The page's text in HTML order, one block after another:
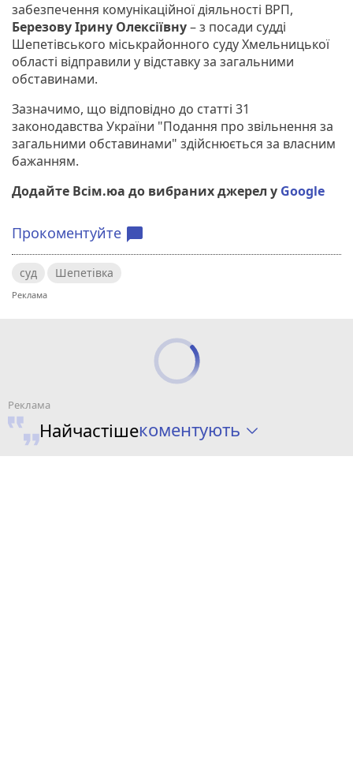
забезпечення комунікаційної діяльності ВРП,
Березову Ірину Олексіївну– з посади судді
Шепетівського міськрайонного суду Хмельницької
області відправили у відставку за загальними
обставинами.
Зазначимо, що відповідно до статті 31
законодавства України "Подання про звільнення за
загальними обставинами" здійснюється за власним
бажанням.
Додайте Всім.юа до вибраних джерел у Google
Прокоментуйте chat_bubble
суд Шепетівка
Найчастішекоментують